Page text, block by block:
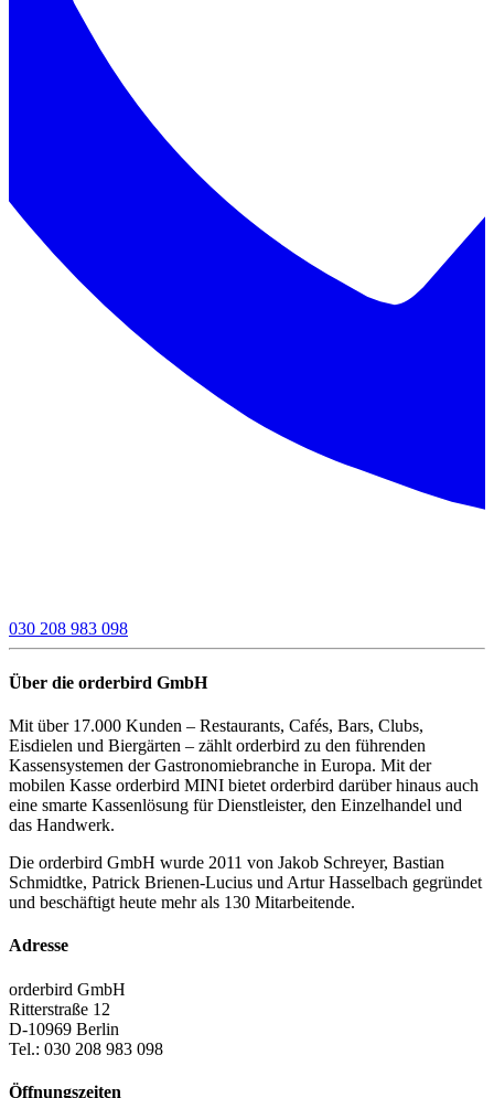
030 208 983 098
Über die orderbird GmbH
Mit über 17.000 Kunden – Restaurants, Cafés, Bars, Clubs,
Eisdielen und Biergärten – zählt orderbird zu den führenden
Kassensystemen der Gastronomiebranche in Europa. Mit der
mobilen Kasse orderbird MINI bietet orderbird darüber hinaus auch
eine smarte Kassenlösung für Dienstleister, den Einzelhandel und
das Handwerk.
Die orderbird GmbH wurde 2011 von Jakob Schreyer, Bastian
Schmidtke, Patrick Brienen-Lucius und Artur Hasselbach gegründet
und beschäftigt heute mehr als 130 Mitarbeitende.
Adresse
orderbird GmbH
Ritterstraße 12
D-10969 Berlin
Tel.: 030 208 983 098
Öffnungszeiten